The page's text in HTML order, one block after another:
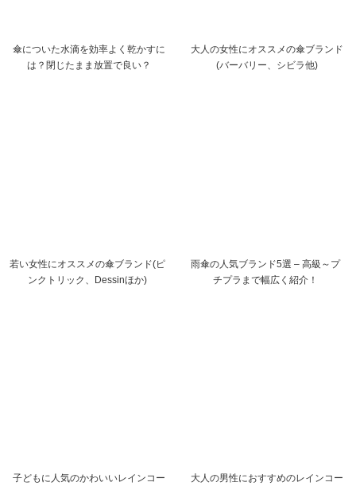
傘についた水滴を効率よく乾かすに
は？閉じたまま放置で良い？
大人の女性にオススメの傘ブランド
(バーバリー、シビラ他)
若い女性にオススメの傘ブランド(ピ
ンクトリック、Dessinほか)
雨傘の人気ブランド5選 – 高級～プ
チプラまで幅広く紹介！
子どもに人気のかわいいレインコー
大人の男性におすすめのレインコー